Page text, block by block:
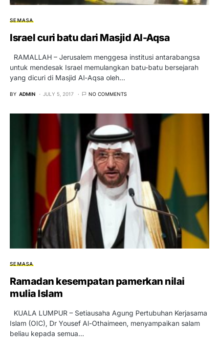
SEMASA
Israel curi batu dari Masjid Al-Aqsa
RAMALLAH – Jerusalem menggesa institusi antarabangsa
untuk mendesak Israel memulangkan batu-batu bersejarah
yang dicuri di Masjid Al-Aqsa oleh…
BY ADMIN JULY 5, 2017 NO COMMENTS
SEMASA
Ramadan kesempatan pamerkan nilai
mulia Islam
KUALA LUMPUR – Setiausaha Agung Pertubuhan Kerjasama
Islam (OIC), Dr Yousef Al-Othaimeen, menyampaikan salam
beliau kepada semua…